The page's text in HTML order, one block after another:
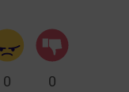
0 0